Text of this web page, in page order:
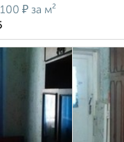
₽ за м²